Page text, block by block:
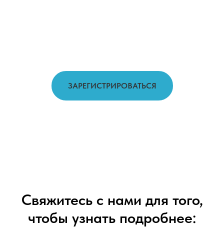
ЗАРЕГИСТРИРОВАТЬСЯ
Свяжитесь с нами для того,
чтобы узнать подробнее: